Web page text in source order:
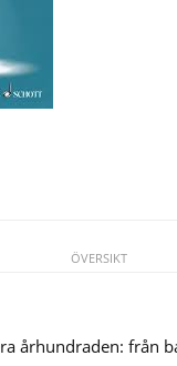
ÖVERSIKT
århundraden: från